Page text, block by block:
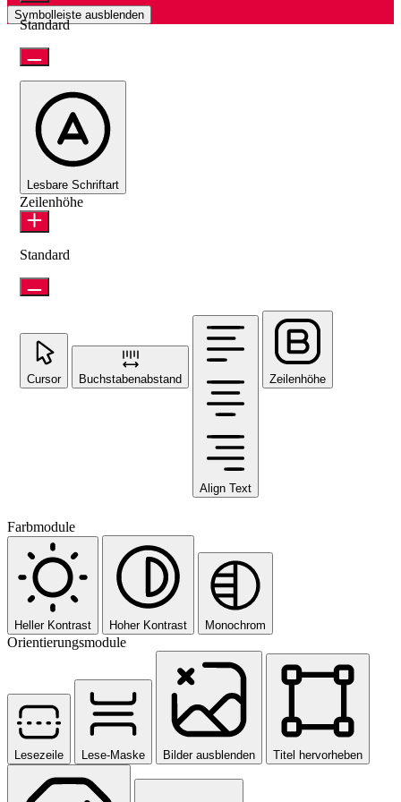
Symbolleiste ausblenden
Standard
Lesbare Schriftart
Zeilenhöhe
Standard
Cursor Buchstabenabstand
Align Text
Zeilenhöhe
Farbmodule
Heller Kontrast Hoher Kontrast Monochrom
Orientierungsmodule
Lesezeile Lese-Maske Bilder ausblenden Titel hervorheben